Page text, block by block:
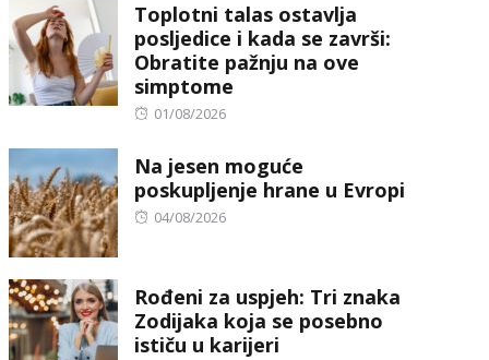
Toplotni talas ostavlja
posljedice i kada se završi:
Obratite pažnju na ove
simptome
Posted
01/08/2026
Na jesen moguće
poskupljenje hrane u Evropi
Posted
04/08/2026
Rođeni za uspjeh: Tri znaka
Zodijaka koja se posebno
ističu u karijeri